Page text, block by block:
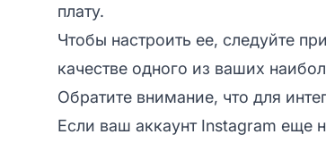
плату.
Чтобы настроить ее, следуйте
качестве одного из ваших
Обратите внимание, что для
Если ваш аккаунт Instagram еще